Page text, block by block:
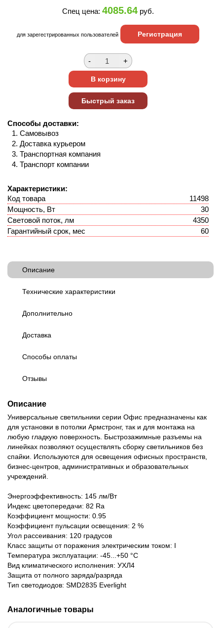
Спец цена: 4085.64 руб.
для зарегестрированных пользователей Регистрация
Способы доставки:
Самовывоз
Доставка курьером
Транспортная компания
Транспорт компании
Характеристики:
Код товара
11498
Мощность, Вт
30
Световой поток, лм
4350
Гарантийный срок, мес
60
Описание
Технические характеристики
Дополнительно
Доставка
Способы оплаты
Отзывы
Описание
Универсальные светильники серии Офис предназначены как
для установки в потолки Армстронг, так и для монтажа на
любую гладкую поверхность. Быстрозажимные разъемы на
линейках позволяют осуществлять сборку светильников без
спайки. Используются для освещения офисных пространств,
бизнес-центров, административных и образовательных
учреждений.
Энергоэффективность: 145 лм/Вт
Индекс цветопередачи: 82 Ra
Коэффициент мощности: 0.95
Коэффициент пульсации освещения: 2 %
Угол рассеивания: 120 градусов
Класс защиты от поражения электрическим током: I
Температура эксплуатации: -45...+50 °C
Вид климатического исполнения: УХЛ4
Защита от полного заряда/разряда
Тип светодиодов: SMD2835 Everlight
Аналогичные товары